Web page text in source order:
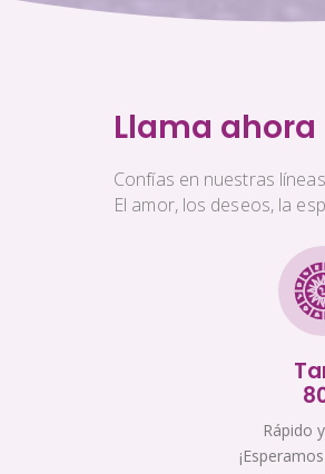
Llama ahora
Confías en nuestras
El amor, los deseos, la
Rápido